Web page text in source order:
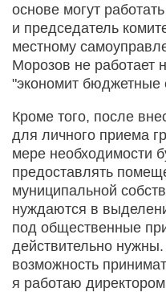
основе могут
и председатель
местному
Морозов не работает
"экономит бюджетные
Кроме того, после
для личного приема
мере необходимости
предоставлять
муниципальной
нуждаются в
под общественные
действительно
возможность
я работаю